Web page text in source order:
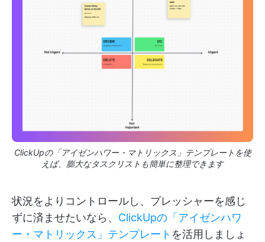
ClickUpの「アイゼンハワー・マトリックス」テンプレートを使
えば、膨大なタスクリストも簡単に整理できます
状況をよりコントロールし、プレッシャーを感じ
ずに済ませたいなら、 ClickUpの「アイゼンハワ
ー・マトリックス」テンプレート を活用しましょ